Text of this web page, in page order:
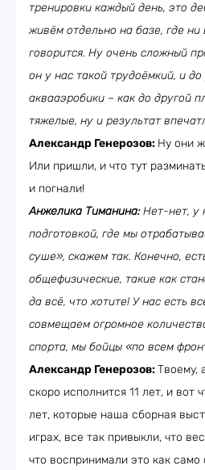
тренировки каждый день, это
живём отдельно на базе, где ни
говорится. Ну очень сложный
он у нас такой трудоёмкий, и
аквааэробики – как до другой
тяжелые, ну и результат
Александр Генерозов: Ну они
Или пришли, и что тут
и погнали!
Анжелика Тиманина:Нет-нет, у
подготовкой, где мы
суше», скажем так. Конечно,
общефизические, такие как
да всё, что хотите! У нас есть
совмещаем огромное
спорта, мы бойцы «по всем
Александр Генерозов:Твоему,
скоро исполнится 11 лет, и вот
лет, которые наша сборная
играх, все так привыкли, что
что воспринимали это как